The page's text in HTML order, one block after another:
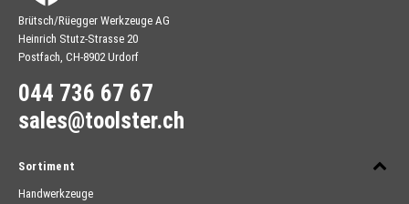
Brütsch/Rüegger Werkzeuge AG
Heinrich Stutz-Strasse 20
Postfach, CH-8902 Urdorf
044 736 67 67
sales@toolster.ch
Sortiment
Handwerkzeuge